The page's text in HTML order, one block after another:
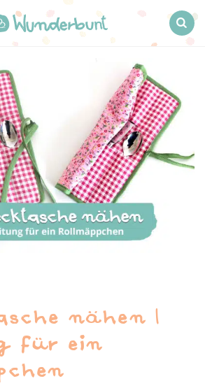
nähen |
für ein